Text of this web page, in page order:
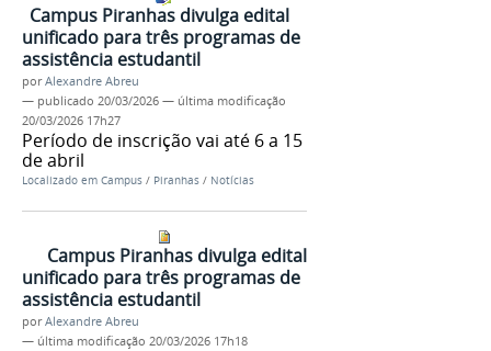
Campus Piranhas divulga edital
unificado para três programas de
assistência estudantil
porAlexandre Abreu
— publicado 20/03/2026 — última modificação
20/03/2026 17h27
Período de inscrição vai até 6 a 15
de abril
Localizado em Campus / Piranhas / Notícias
Campus Piranhas divulga edital
unificado para três programas de
assistência estudantil
porAlexandre Abreu
— última modificação 20/03/2026 17h18